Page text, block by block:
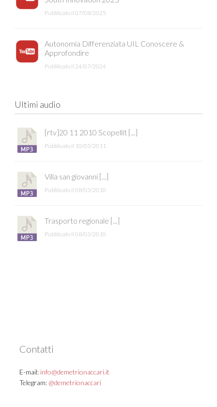
Pubblicato il 07/08/2025
Autonomia Differenziata UIL Conoscere &
Approfondire
Pubblicato il 24/07/2024
Ultimi audio
[rtv]20 11 2010 Scopellit [...]
Pubblicato il 10/03/2011
Villa san giovanni [...]
Pubblicato il 08/03/2010
Trasporto regionale [...]
Pubblicato il 08/03/2010
Contatti
E-mail: info@demetrionaccari.it
Telegram: @demetrionaccari